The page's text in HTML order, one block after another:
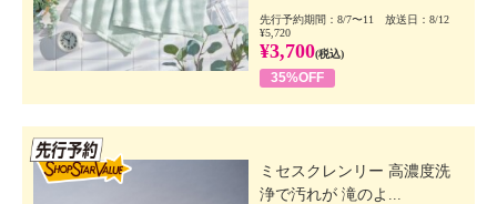
先行予約期間：8/7〜11 放送日：8/12
¥5,720
¥3,700(税込)
35%OFF
ミセスクレンリー 高濃度洗
浄で汚れが 滝のよ...